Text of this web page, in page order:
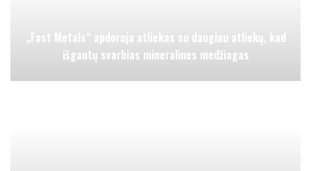
„Fast Metals“ apdoroja atliekas su daugiau atliekų, kad
išgautų svarbias mineralines medžiagas